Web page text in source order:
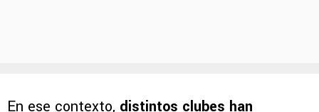
En ese contexto, distintos clubes han